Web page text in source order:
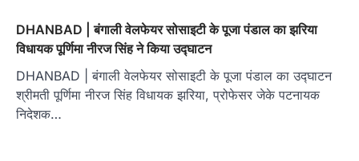
DHANBAD | बंगाली वेलफेयर सोसाइटी के पूजा पंडाल का झरिया
विधायक पूर्णिमा नीरज सिंह ने किया उद्घाटन
DHANBAD | बंगाली वेलफेयर सोसाइटी के पूजा पंडाल का उद्घाटन
श्रीमती पूर्णिमा नीरज सिंह विधायक झरिया, प्रोफेसर जेके पटनायक
निदेशक…